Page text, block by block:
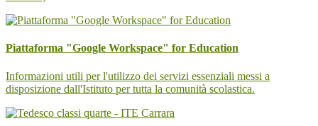
Piattaforma "Google Workspace" for Education
Informazioni utili per l'utilizzo dei servizi essenziali messi a
disposizione dall'Istituto per tutta la comunità scolastica.